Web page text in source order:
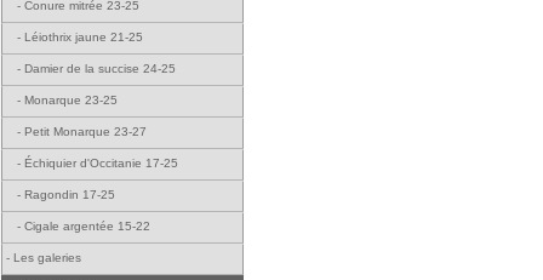
- Conure mitrée 23-25
- Léiothrix jaune 21-25
- Damier de la succise 24-25
- Monarque 23-25
- Petit Monarque 23-27
- Échiquier d'Occitanie 17-25
- Ragondin 17-25
- Cigale argentée 15-22
- Les galeries